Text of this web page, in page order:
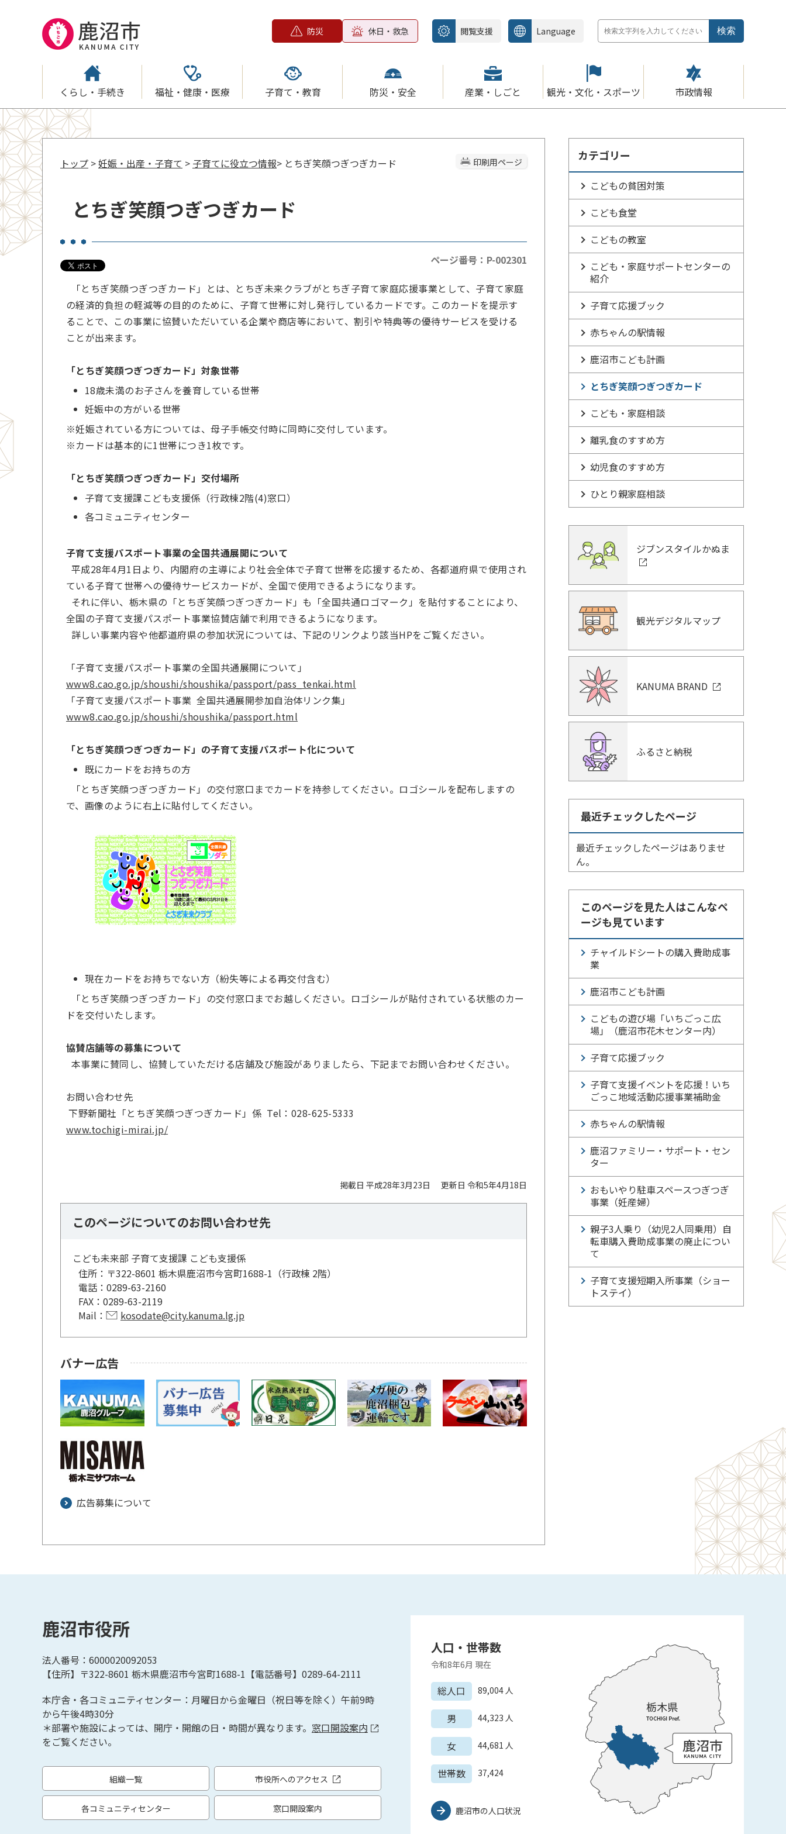
防災 休日・救急 閲覧支援 Language
くらし・手続き 福祉・健康・医療 子育て・教育 防災・安全 産業・しごと 観光・文化・スポーツ 市政情報
印刷用ページ
トップ >妊娠・出産・子育て > 子育てに役立つ情報> とちぎ笑顔つぎつぎカード
とちぎ笑顔つぎつぎカード
ページ番号：P-002301
「とちぎ笑顔つぎつぎカード」とは、とちぎ未来クラブがとちぎ子育て家庭応援事業として、子育て家庭
の経済的負担の軽減等の目的のために、子育て世帯に対し発行しているカードです。このカードを提示す
ることで、この事業に協賛いただいている企業や商店等において、割引や特典等の優待サービスを受ける
ことが出来ます。
「とちぎ笑顔つぎつぎカード」対象世帯
18歳未満のお子さんを養育している世帯
妊娠中の方がいる世帯
※妊娠されている方については、母子手帳交付時に同時に交付しています。
※カードは基本的に1世帯につき1枚です。
「とちぎ笑顔つぎつぎカード」交付場所
子育て支援課こども支援係（行政棟2階(4)窓口）
各コミュニティセンター
子育て支援パスポート事業の全国共通展開について
平成28年4月1日より、内閣府の主導により社会全体で子育て世帯を応援するため、各都道府県で使用され
ている子育て世帯への優待サービスカードが、全国で使用できるようになります。
それに伴い、栃木県の「とちぎ笑顔つぎつぎカード」も「全国共通ロゴマーク」を貼付することにより、
全国の子育て支援パスポート事業協賛店舗で利用できるようになります。
詳しい事業内容や他都道府県の参加状況については、下記のリンクより該当HPをご覧ください。
「子育て支援パスポート事業の全国共通展開について」
www8.cao.go.jp/shoushi/shoushika/passport/pass_tenkai.html
「子育て支援パスポート事業 全国共通展開参加自治体リンク集」
www8.cao.go.jp/shoushi/shoushika/passport.html
「とちぎ笑顔つぎつぎカード」の子育て支援パスポート化について
既にカードをお持ちの方
「とちぎ笑顔つぎつぎカード」の交付窓口までカードを持参してください。ロゴシールを配布しますの
で、画像のように右上に貼付してください。
現在カードをお持ちでない方（紛失等による再交付含む）
「とちぎ笑顔つぎつぎカード」の交付窓口までお越しください。ロゴシールが貼付されている状態のカー
ドを交付いたします。
協賛店舗等の募集について
本事業に賛同し、協賛していただける店舗及び施設がありましたら、下記までお問い合わせください。
お問い合わせ先
下野新聞社「とちぎ笑顔つぎつぎカード」係 Tel：028-625-5333
www.tochigi-mirai.jp/
掲載日 平成28年3月23日 更新日 令和5年4月18日
このページについてのお問い合わせ先
こども未来部 子育て支援課 こども支援係
住所： 〒322-8601 栃木県鹿沼市今宮町1688-1（行政棟 2階）
電話： 0289-63-2160
FAX： 0289-63-2119
Mail：
kosodate@city.kanuma.lg.jp
バナー広告
広告募集について
カテゴリー
こどもの貧困対策
こども食堂
こどもの教室
こども・家庭サポートセンターの
紹介
子育て応援ブック
赤ちゃんの駅情報
鹿沼市こども計画
とちぎ笑顔つぎつぎカード
こども・家庭相談
離乳食のすすめ方
幼児食のすすめ方
ひとり親家庭相談
ジブンスタイルかぬま
観光デジタルマップ
KANUMA BRAND
ふるさと納税
最近チェックしたページ
最近チェックしたページはありませ
ん。
このページを見た人はこんなペ
ージも見ています
チャイルドシートの購入費助成事
業
鹿沼市こども計画
こどもの遊び場「いちごっこ広
場」（鹿沼市花木センター内）
子育て応援ブック
子育て支援イベントを応援！いち
ごっこ地域活動応援事業補助金
赤ちゃんの駅情報
鹿沼ファミリー・サポート・セン
ター
おもいやり駐車スペースつぎつぎ
事業（妊産婦）
親子3人乗り（幼児2人同乗用）自
転車購入費助成事業の廃止につい
て
子育て支援短期入所事業（ショー
トステイ）
鹿沼市役所
法人番号：6000020092053
【住所】〒322-8601 栃木県鹿沼市今宮町1688-1【電話番号】0289-64-2111
本庁舎・各コミュニティセンター：月曜日から金曜日（祝日等を除く）午前9時
から午後4時30分
＊部署や施設によっては、開庁・開館の日・時間が異なります。 窓口開設案内
をご覧ください。
組織一覧 市役所へのアクセス
各コミュニティセンター 窓口開設案内
人口・世帯数
令和8年6月 現在
総人口 89,004 人
男 44,323 人
女 44,681 人
世帯数 37,424
鹿沼市の人口状況